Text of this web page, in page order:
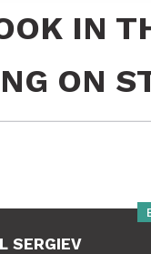
IN
ON
SERGIEV